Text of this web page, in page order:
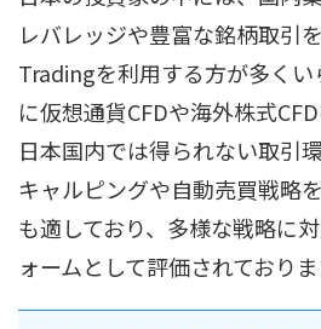
レバレッジや豊富な銘柄取引
Tradingを利用する方が多く
に仮想通貨CFDや海外株式
日本国内では得られない取引
キャルピングや自動売買戦略
も適しており、多様な戦略に
ォームとして評価されておりま